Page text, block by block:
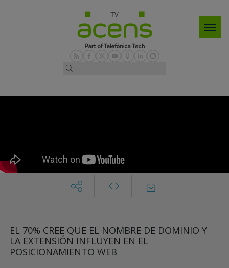
EL 70% CREE QUE EL NOMBRE DE DOMINIO Y
LA EXTENSIÓN INFLUYEN EN EL
POSICIONAMIENTO WEB